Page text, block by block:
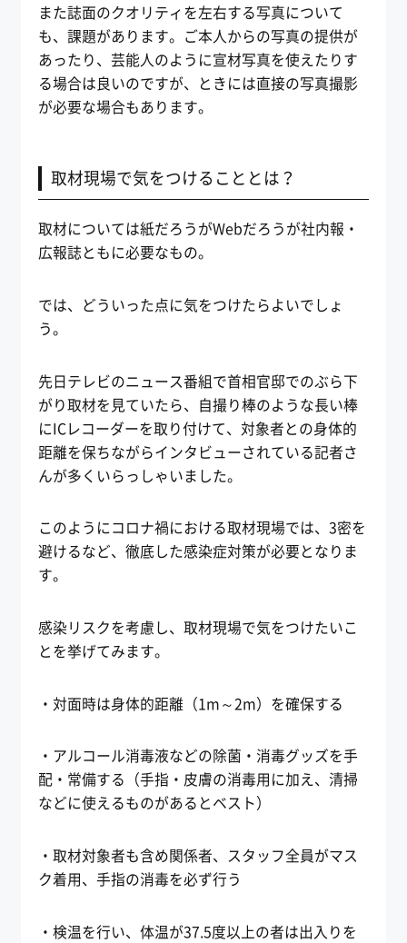
また誌面のクオリティを左右する写真について
も、課題があります。ご本人からの写真の提供が
あったり、芸能人のように宣材写真を使えたりす
る場合は良いのですが、ときには直接の写真撮影
が必要な場合もあります。
取材現場で気をつけることとは？
取材については紙だろうがWebだろうが社内報・
広報誌ともに必要なもの。
では、どういった点に気をつけたらよいでしょ
う。
先日テレビのニュース番組で首相官邸でのぶら下
がり取材を見ていたら、自撮り棒のような長い棒
にICレコーダーを取り付けて、対象者との身体的
距離を保ちながらインタビューされている記者さ
んが多くいらっしゃいました。
このようにコロナ禍における取材現場では、3密を
避けるなど、徹底した感染症対策が必要となりま
す。
感染リスクを考慮し、取材現場で気をつけたいこ
とを挙げてみます。
・対面時は身体的距離（1m～2m）を確保する
・アルコール消毒液などの除菌・消毒グッズを手
配・常備する（手指・皮膚の消毒用に加え、清掃
などに使えるものがあるとベスト）
・取材対象者も含め関係者、スタッフ全員がマス
ク着用、手指の消毒を必ず行う
・検温を行い、体温が37.5度以上の者は出入りを